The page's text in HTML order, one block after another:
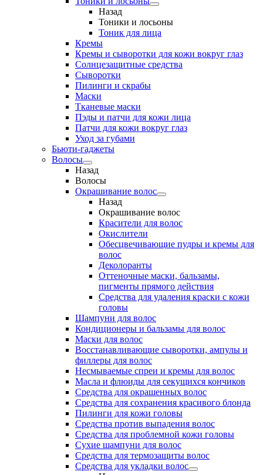
Назад
Тоники и лосьоны
Тоник для лица
Кремы
Кремы и сыворотки для кожи вокруг глаз
Солнцезащитные средства
Сыворотки
Пилинги и скрабы
Маски
Тканевые маски
Пэды и патчи для кожи лица
Патчи для кожи вокруг глаз
Уход за губами
Бьюти-гаджеты
Волосы
Назад
Волосы
Окрашивание волос
Назад
Окрашивание волос
Красители для волос
Окислители
Обесцвечивающие пудры и кремы для
волос
Деколоранты
Оттеночные маски, бальзамы,
пигменты прямого действия
Средства для удаления краски с кожи
головы
Шампуни для волос
Кондиционеры и бальзамы для волос
Маски для волос
Восстанавливающие сыворотки, ампулы и
филлеры для волос
Несмываемые спреи и кремы для волос
Масла и флюиды для секущихся кончиков
Средства для окрашенных волос
Средства для сохранения красивого блонда
Пилинги для кожи головы
Средства против выпадения волос
Средства для проблемной кожи головы
Сухие шампуни для волос
Средства для термозащиты волос
Средства для укладки волос